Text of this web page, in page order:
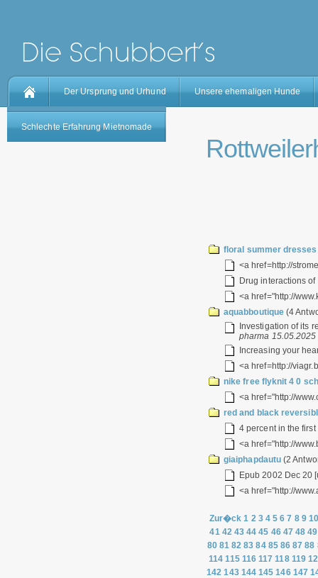
Der Ursprung und Urhund Unsere ehemaligen Hunde
Schlechte Erfahrung Mietnomade
floral summer dresses
<a href=http://
Drug interactions
<a href="http://
aquabboutique(4
Investigation of its
pharma 15.05.2025
Increasing your
<a href=http://
nike free flyknit 4 0
<a href="http://
red and black
4 percent in the
<a href="http://
giaiphapdautu(2
Epub 2002 Dec 20
<a href="http://
Zur�ck 1 2 3 4 5 6 7 8 9
41 42 43 44 45 46 47 48 49
80 81 82 83 84 85 86 87 88
114 115 116 117 118 119
142 143 144 145 146 147